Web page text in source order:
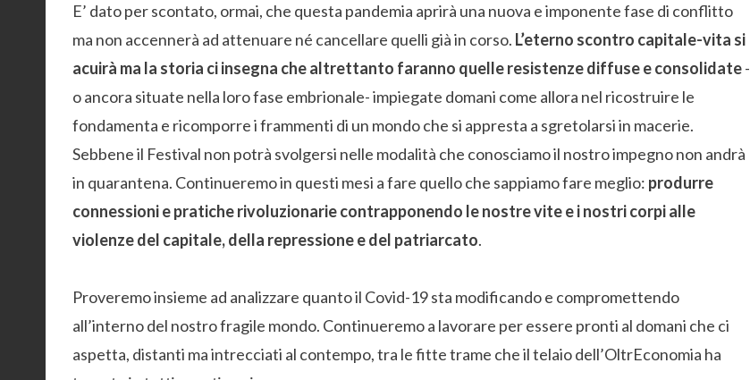
E’ dato per scontato, ormai, che questa pandemia aprirà una nuova e imponente fase di conflitto
ma non accennerà ad attenuare né cancellare quelli già in corso. L’eterno scontro capitale-vita si
acuirà ma la storia ci insegna che altrettanto faranno quelle resistenze diffuse e consolidate-
o ancora situate nella loro fase embrionale- impiegate domani come allora nel ricostruire le
fondamenta e ricomporre i frammenti di un mondo che si appresta a sgretolarsi in macerie.
Sebbene il Festival non potrà svolgersi nelle modalità che conosciamo il nostro impegno non andrà
in quarantena. Continueremo in questi mesi a fare quello che sappiamo fare meglio: produrre
connessioni e pratiche rivoluzionarie contrapponendo le nostre vite e i nostri corpi alle
violenze del capitale, della repressione e del patriarcato.
Proveremo insieme ad analizzare quanto il Covid-19 sta modificando e compromettendo
all’interno del nostro fragile mondo. Continueremo a lavorare per essere pronti al domani che ci
aspetta, distanti ma intrecciati al contempo, tra le fitte trame che il telaio dell’OltrEconomia ha